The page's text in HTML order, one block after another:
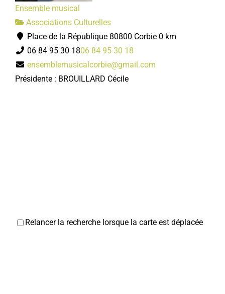
Ensemble musical
Associations Culturelles
Place de la République 80800 Corbie 0 km
06 84 95 30 1806 84 95 30 18
ensemblemusicalcorbie@gmail.com
Présidente : BROUILLARD Cécile
Relancer la recherche lorsque la carte est déplacée